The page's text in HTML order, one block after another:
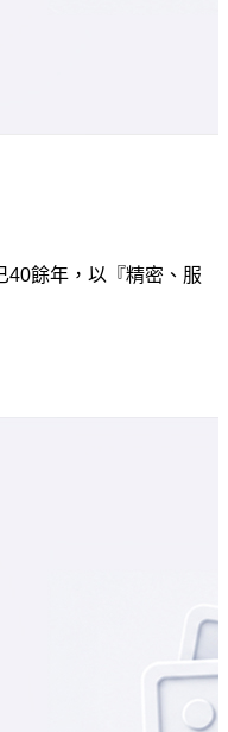
40餘年，以『精密、服